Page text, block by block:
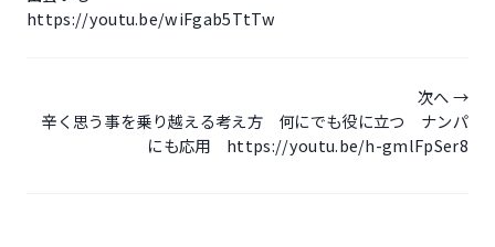
ビ
シ
https://youtu.be/wiFgab5TtTw
次へ
辛く思う事を乗り越える考え方 何にでも役に立つ ナンパ
にも応用 https://youtu.be/h-gmlFpSer8